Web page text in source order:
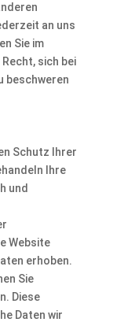
an uns
Sie im
sich bei
beschweren
Schutz Ihrer
Ihre
und
Website
erhoben.
Sie
Diese
Daten wir